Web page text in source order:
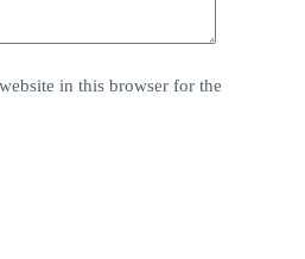
in this browser for the